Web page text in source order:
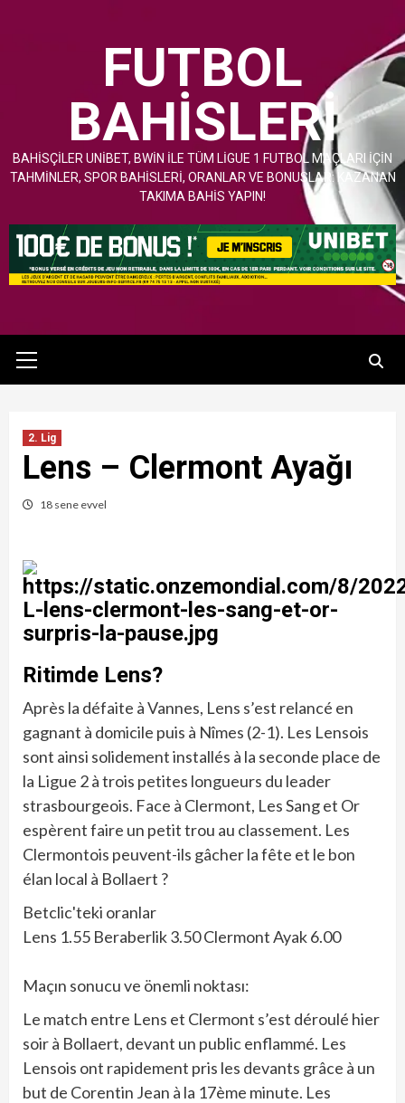
FUTBOL
BAHISLERI
BAHISÇILER UNIBET, BWIN ILE TÜM LIGUE 1 FUTBOL MAÇLARI IÇIN
TAHMINLER, SPOR BAHISLERI, ORANLAR VE BONUSLAR: KAZANAN
TAKIMA BAHIS YAPIN!
Menü
2. Lig
Lens – Clermont Ayağı
18 sene evvel
Ritimde Lens?
Après la défaite à Vannes, Lens s’est relancé en
gagnant à domicile puis à Nîmes (2-1). Les Lensois
sont ainsi solidement installés à la seconde place de
la Ligue 2 à trois petites longueurs du leader
strasbourgeois. Face à Clermont, Les Sang et Or
espèrent faire un petit trou au classement. Les
Clermontois peuvent-ils gâcher la fête et le bon
élan local à Bollaert ?
Betclic'teki oranlar
Lens 1.55 Beraberlik 3.50 Clermont Ayak 6.00
Maçın sonucu ve önemli noktası:
Le match entre Lens et Clermont s’est déroulé hier
soir à Bollaert, devant un public enflammé. Les
Lensois ont rapidement pris les devants grâce à un
but de Corentin Jean à la 17ème minute. Les